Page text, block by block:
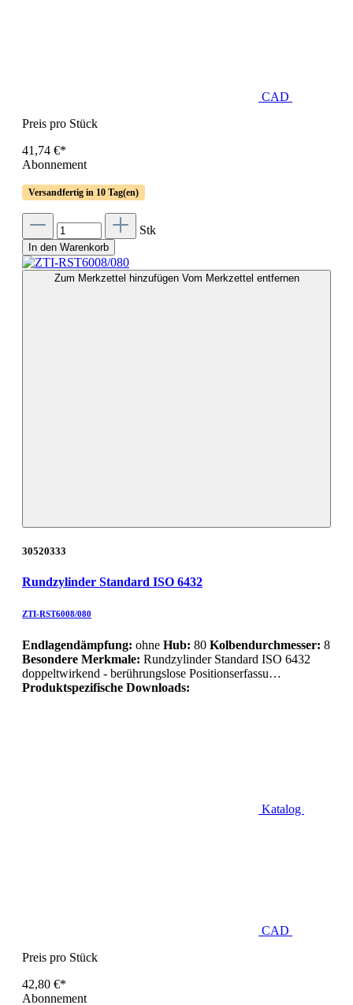
CAD
Preis pro Stück
41,74 €*
Abonnement
Versandfertig in 10 Tag(en)
Stk
In den Warenkorb
Zum Merkzettel hinzufügen Vom Merkzettel entfernen
30520333
Rundzylinder Standard ISO 6432
ZTI-RST6008/080
Endlagendämpfung: ohne Hub: 80 Kolbendurchmesser: 8
Besondere Merkmale: Rundzylinder Standard ISO 6432
doppeltwirkend - berührungslose Positionserfassu…
Produktspezifische Downloads:
Katalog
CAD
Preis pro Stück
42,80 €*
Abonnement